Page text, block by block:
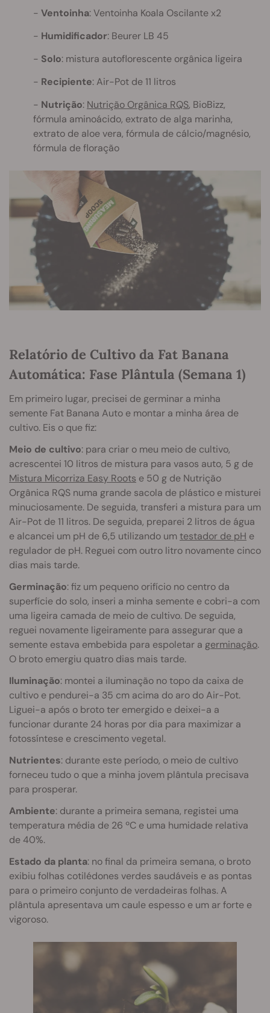
Ventoinha: Ventoinha Koala Oscilante x2
Humidificador: Beurer LB 45
Solo: mistura autoflorescente orgânica ligeira
Recipiente: Air-Pot de 11 litros
Nutrição: Nutrição Orgânica RQS, BioBizz,
fórmula aminoácido, extrato de alga marinha,
extrato de aloe vera, fórmula de cálcio/magnésio,
fórmula de floração
Relatório de Cultivo da Fat Banana
Automática: Fase Plântula (Semana 1)
Em primeiro lugar, precisei de germinar a minha
semente Fat Banana Auto e montar a minha área de
cultivo. Eis o que fiz:
Meio de cultivo: para criar o meu meio de cultivo,
acrescentei 10 litros de mistura para vasos auto, 5 g de
Mistura Micorriza Easy Roots e 50 g de Nutrição
Orgânica RQS numa grande sacola de plástico e misturei
minuciosamente. De seguida, transferi a mistura para um
Air-Pot de 11 litros. De seguida, preparei 2 litros de água
e alcancei um pH de 6,5 utilizando umtestador de pH e
regulador de pH. Reguei com outro litro novamente cinco
dias mais tarde.
Germinação: fiz um pequeno orifício no centro da
superfície do solo, inseri a minha semente e cobri-a com
uma ligeira camada de meio de cultivo. De seguida,
reguei novamente ligeiramente para assegurar que a
semente estava embebida para espoletar a germinação.
O broto emergiu quatro dias mais tarde.
Iluminação: montei a iluminação no topo da caixa de
cultivo e pendurei-a 35 cm acima do aro do Air-Pot.
Liguei-a após o broto ter emergido e deixei-a a
funcionar durante 24 horas por dia para maximizar a
fotossíntese e crescimento vegetal.
Nutrientes: durante este período, o meio de cultivo
forneceu tudo o que a minha jovem plântula precisava
para prosperar.
Ambiente: durante a primeira semana, registei uma
temperatura média de 26 ºC e uma humidade relativa
de 40%.
Estado da planta: no final da primeira semana, o broto
exibiu folhas cotilédones verdes saudáveis e as pontas
para o primeiro conjunto de verdadeiras folhas. A
plântula apresentava um caule espesso e um ar forte e
vigoroso.